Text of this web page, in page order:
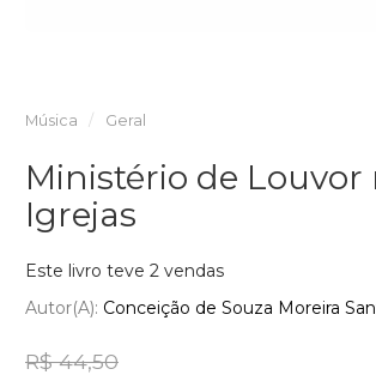
Música Geral
Ministério de Louvor
Igrejas
Este livro teve 2 vendas
Autor(a): Conceição de Souza Moreira
R$ 44,50